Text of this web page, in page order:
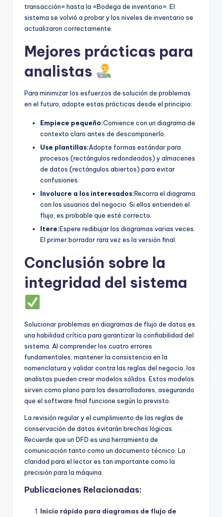
transacción» hasta la «Bodega de inventario». El
sistema se volvió a probar y los niveles de inventario se
actualizaron correctamente.
Mejores prácticas para
analistas
Para minimizar los esfuerzos de solución de problemas
en el futuro, adopte estas prácticas desde el principio:
Empiece pequeño:Comience con un diagrama de
contexto claro antes de descomponerlo.
Use plantillas:Adopte formas estándar para
procesos (rectángulos redondeados) y almacenes
de datos (rectángulos abiertos) para evitar
confusiones.
Involucre a los interesados:Recorra el diagrama
con los usuarios del negocio. Si ellos entienden el
flujo, es probable que esté correcto.
Itere:Espere redibujar los diagramas varias veces.
El primer borrador rara vez es la versión final.
Conclusión sobre la
integridad del sistema
Solucionar problemas en diagramas de flujo de datos es
una habilidad crítica para garantizar la confiabilidad del
sistema. Al comprender los cuatro errores
fundamentales, mantener la consistencia en la
nomenclatura y validar contra las reglas del negocio, los
analistas pueden crear modelos sólidos. Estos modelos
sirven como plano para los desarrolladores, asegurando
que el software final funcione según lo previsto.
La revisión regular y el cumplimiento de las reglas de
conservación de datos evitarán brechas lógicas.
Recuerde que un DFD es una herramienta de
comunicación tanto como un documento técnico. La
claridad para el lector es tan importante como la
precisión para la máquina.
Publicaciones Relacionadas:
Inicio rápido para diagramas de flujo de